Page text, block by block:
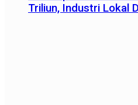
Triliun, Industri Lokal